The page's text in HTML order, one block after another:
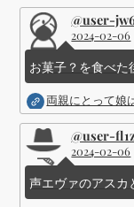
@user-
2024-02-06
お菓子？を食べ
両親にとって娘
@user-
2024-02-06
声エヴァのアスカ